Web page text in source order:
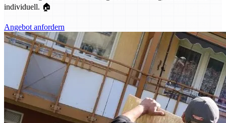
individuell. 🏠
Angebot anfordern